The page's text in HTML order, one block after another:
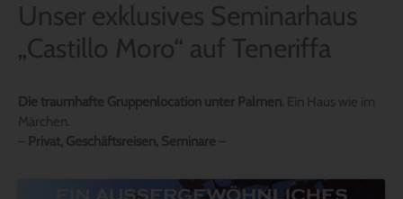
Unser exklusives Seminarhaus
„Castillo Moro“ auf Teneriffa
Die traumhafte Gruppenlocation unter Palmen. Ein Haus wie im
Märchen.
– Privat, Geschäftsreisen, Seminare –